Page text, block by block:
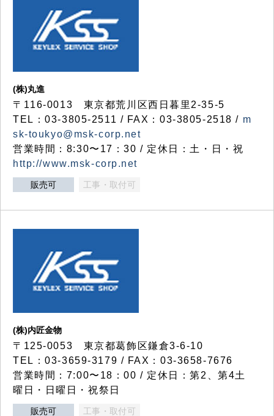
(株)丸進
〒116-0013 東京都荒川区西日暮里2-35-5
TEL：03-3805-2511 / FAX：03-3805-2518 / m
sk-toukyo@msk-corp.net
営業時間：8:30〜17：30 / 定休日：土・日・祝
http://www.msk-corp.net
販売可 工事・取付可
(株)内匠金物
〒125-0053 東京都葛飾区鎌倉3-6-10
TEL：03-3659-3179 / FAX：03-3658-7676
営業時間：7:00〜18：00 / 定休日：第2、第4土
曜日・日曜日・祝祭日
販売可 工事・取付可